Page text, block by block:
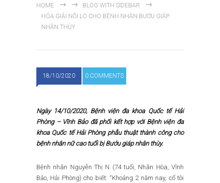
HOME
BLOG WITH SIDEBAR
HÓA GIẢI NỖI LO CHO BỆNH NHÂN BƯỚU GIÁP
NHÂN THÙY
18/10/2020 0 COMMENTS
Ngày 14/10/2020, Bệnh viện đa khoa Quốc tế Hải
Phòng – Vĩnh Bảo đã phối kết hợp với Bệnh viện đa
khoa Quốc tế Hải Phòng phẫu thuật thành công cho
bệnh nhân nữ cao tuổi bị Bướu giáp nhân thùy.
Bệnh nhân Nguyễn Thị N (74 tuổi, Nhân Hòa, Vĩnh
Bảo, Hải Phòng) cho biết: “Khoảng 2 năm nay, cổ tôi